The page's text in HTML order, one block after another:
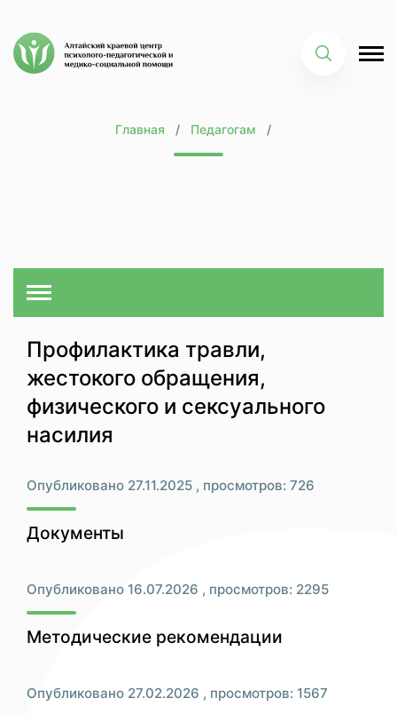
Главная Педагогам
Профилактика травли,
жестокого обращения,
физического и сексуального
насилия
Опубликовано 27.11.2025 , просмотров: 726
Документы
Опубликовано 16.07.2026 , просмотров: 2295
Методические рекомендации
Опубликовано 27.02.2026 , просмотров: 1567